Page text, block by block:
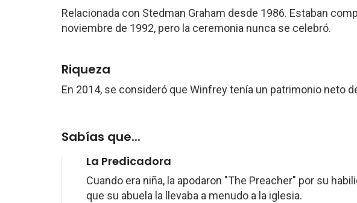
Relacionada con Stedman Graham desde 1986. Estaban
noviembre de 1992, pero la ceremonia nunca se celebró.
Riqueza
En 2014, se consideró que Winfrey tenía un patrimonio neto
Sabías que...
La Predicadora
Cuando era niña, la apodaron "The Preacher" por su
que su abuela la llevaba a menudo a la iglesia.